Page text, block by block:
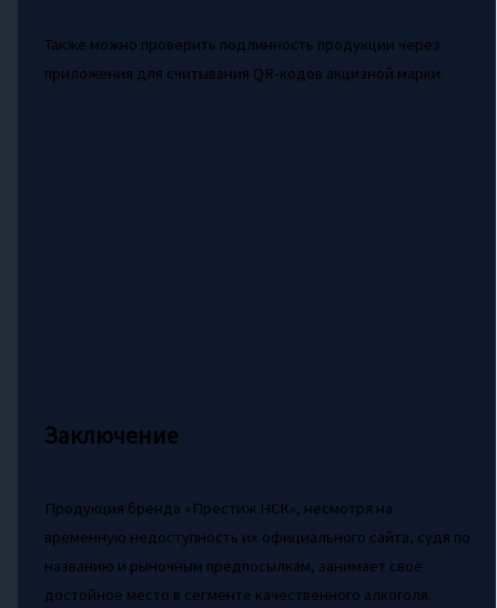
Также можно проверить подлинность продукции через
приложения для считывания QR-кодов акцизной марки.
Заключение
Продукция бренда «Престиж НСК», несмотря на
временную недоступность их официального сайта, судя по
названию и рыночным предпосылкам, занимает своё
достойное место в сегменте качественного алкоголя.